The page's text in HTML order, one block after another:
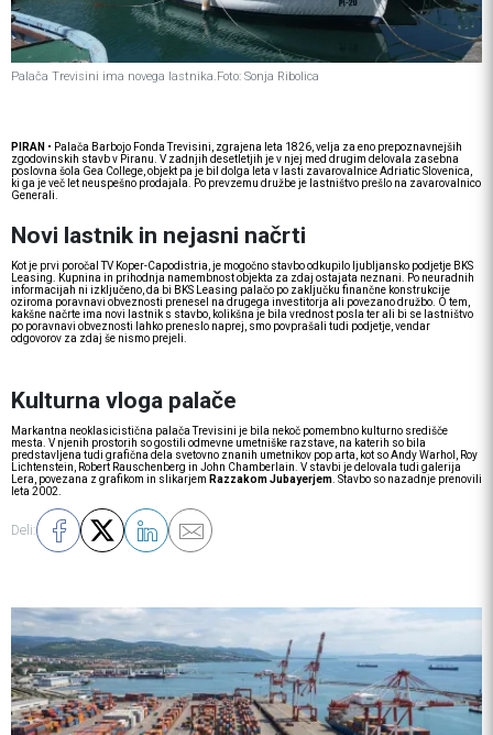
Palača Trevisini ima novega lastnika.Foto: Sonja Ribolica
PIRAN • Palača Barbojo Fonda Trevisini, zgrajena leta 1826, velja za eno prepoznavnejših
zgodovinskih stavb v Piranu. V zadnjih desetletjih je v njej med drugim delovala zasebna
poslovna šola Gea College, objekt pa je bil dolga leta v lasti zavarovalnice Adriatic Slovenica,
ki ga je več let neuspešno prodajala. Po prevzemu družbe je lastništvo prešlo na zavarovalnico
Generali.
Novi lastnik in nejasni načrti
Kot je prvi poročal TV Koper-Capodistria, je mogočno stavbo odkupilo ljubljansko podjetje BKS
Leasing. Kupnina in prihodnja namembnost objekta za zdaj ostajata neznani. Po neuradnih
informacijah ni izključeno, da bi BKS Leasing palačo po zaključku finančne konstrukcije
oziroma poravnavi obveznosti prenesel na drugega investitorja ali povezano družbo. O tem,
kakšne načrte ima novi lastnik s stavbo, kolikšna je bila vrednost posla ter ali bi se lastništvo
po poravnavi obveznosti lahko preneslo naprej, smo povprašali tudi podjetje, vendar
odgovorov za zdaj še nismo prejeli.
Kulturna vloga palače
Markantna neoklasicistična palača Trevisini je bila nekoč pomembno kulturno središče
mesta. V njenih prostorih so gostili odmevne umetniške razstave, na katerih so bila
predstavljena tudi grafična dela svetovno znanih umetnikov pop arta, kot so Andy Warhol, Roy
Lichtenstein, Robert Rauschenberg in John Chamberlain. V stavbi je delovala tudi galerija
Lera, povezana z grafikom in slikarjem Razzakom Jubayerjem . Stavbo so nazadnje prenovili
leta 2002.
Deli: